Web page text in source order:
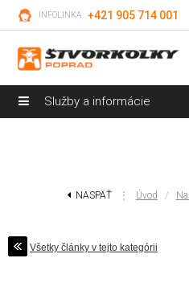
INFOLINKA +421 905 714 001
Služby a informácie
NASPÄŤ ⋮ Úvod /
Všetky články v tejto kategórii